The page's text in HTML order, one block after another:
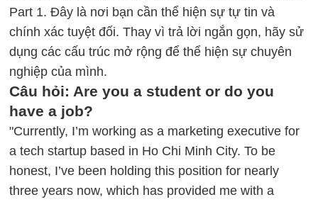
Part 1. Đây là nơi bạn cần thể hiện sự tự tin và
chính xác tuyệt đối. Thay vì trả lời ngắn gọn, hãy sử
dụng các cấu trúc mở rộng để thể hiện sự chuyên
nghiệp của mình.
Câu hỏi: Are you a student or do you
have a job?
"Currently, I’m working as a marketing executive for
a tech startup based in Ho Chi Minh City. To be
honest, I’ve been holding this position for nearly
three years now, which has provided me with a